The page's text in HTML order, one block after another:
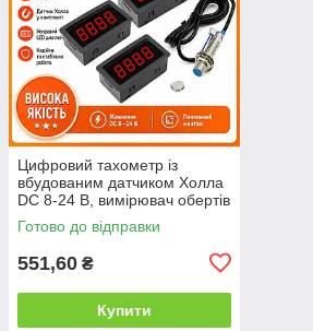
Цифровий тахометр із
вбудованим датчиком Холла
DC 8-24 В, вимірювач обертів
двигуна
Готово до відправки
551,60 ₴
Купити